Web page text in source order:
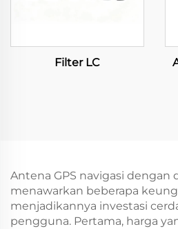
Filter LC
Antena GPS navigasi dengan
menawarkan beberapa
menjadikannya investasi
pengguna. Pertama, harga